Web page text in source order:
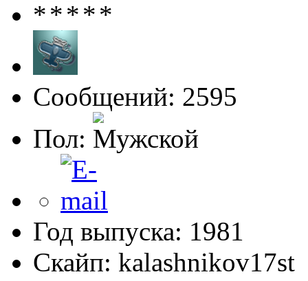
Сообщений: 2595
Пол:
Год выпуска: 1981
Скайп: kalashnikov17st